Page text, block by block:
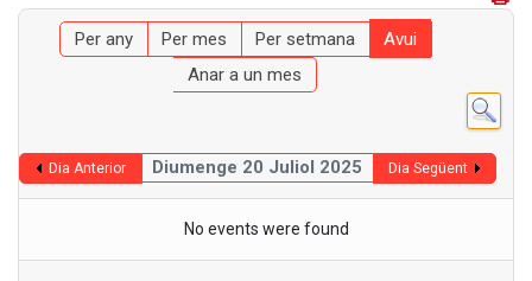
Per any Per mes Per setmana
Avui
Anar a un mes
Dia Anterior Diumenge 20 Juliol 2025 Dia Següent
No events were found